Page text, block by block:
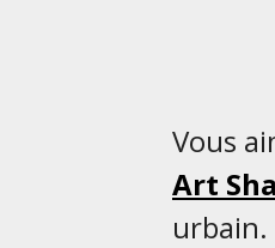
Vous
Art
urbain.